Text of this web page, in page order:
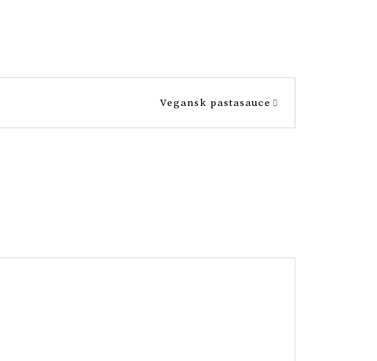
Vegansk pastasauce